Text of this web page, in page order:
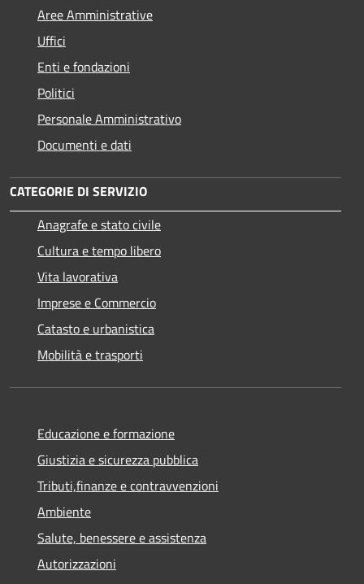
Aree Amministrative
Uffici
Enti e fondazioni
Politici
Personale Amministrativo
Documenti e dati
CATEGORIE DI SERVIZIO
Anagrafe e stato civile
Cultura e tempo libero
Vita lavorativa
Imprese e Commercio
Catasto e urbanistica
Mobilità e trasporti
Educazione e formazione
Giustizia e sicurezza pubblica
Tributi,finanze e contravvenzioni
Ambiente
Salute, benessere e assistenza
Autorizzazioni